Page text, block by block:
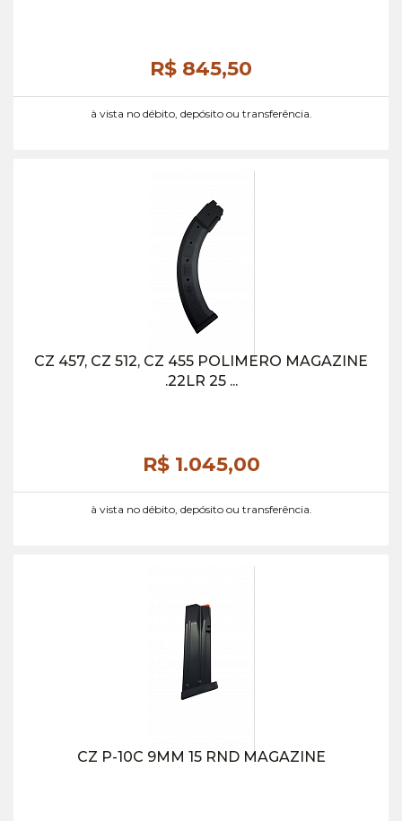
R$ 845,50
à vista no débito, depósito ou transferência.
CZ 457, CZ 512, CZ 455 POLIMERO MAGAZINE
.22LR 25 ...
R$ 1.045,00
à vista no débito, depósito ou transferência.
CZ P-10C 9MM 15 RND MAGAZINE